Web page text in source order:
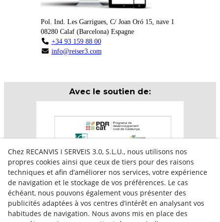
Pol. Ind. Les Garrigues, C/ Joan Oró 15, nave 1
08280 Calaf (Barcelona) Espagne
+34 93 159 88 00
info@reiser3.com
Avec le soutien de:
Chez RECANVIS I SERVEIS 3.0, S.L.U., nous utilisons nos
propres cookies ainsi que ceux de tiers pour des raisons
techniques et afin d’améliorer nos services, votre expérience
de navigation et le stockage de vos préférences. Le cas
échéant, nous pouvons également vous présenter des
publicités adaptées à vos centres d’intérêt en analysant vos
habitudes de navigation. Nous avons mis en place des